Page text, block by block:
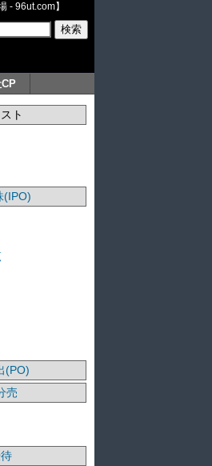
- 96ut.com】
ト
(IPO)
(PO)
売